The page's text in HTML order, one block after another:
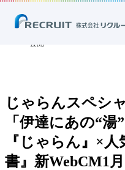
じゃらんスペシャルウィー
公開
じゃらんスペシ
「伊達にあの“湯
『じゃらん』×
書』新WebCM1